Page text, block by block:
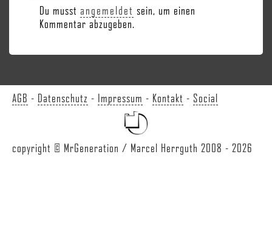
Du musst angemeldet sein, um einen
Kommentar abzugeben.
AGB - Datenschutz - Impressum - Kontakt - Social
copyright © MrGeneration / Marcel Herrguth 2008 - 2026